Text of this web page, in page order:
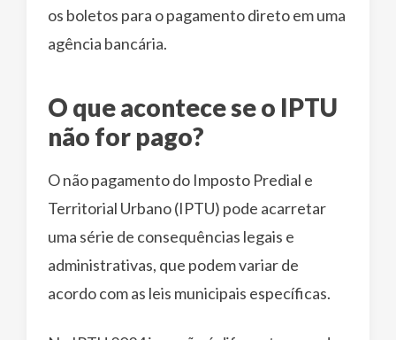
os boletos para o pagamento direto em uma
agência bancária.
O que acontece se o IPTU
não for pago?
O não pagamento do Imposto Predial e
Territorial Urbano (IPTU) pode acarretar
uma série de consequências legais e
administrativas, que podem variar de
acordo com as leis municipais específicas.